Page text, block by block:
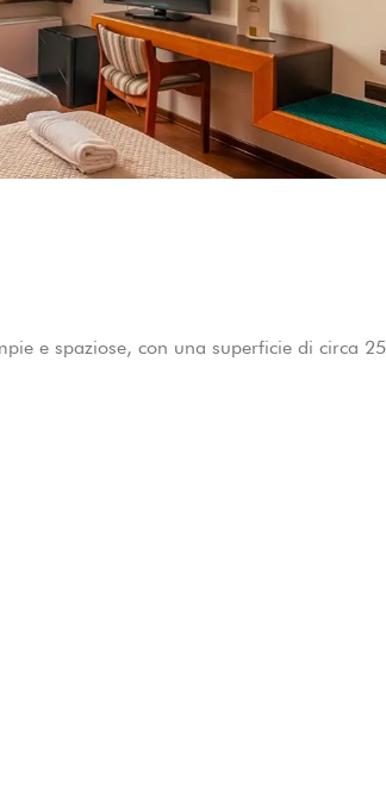
e spaziose, con una superficie di circa 25